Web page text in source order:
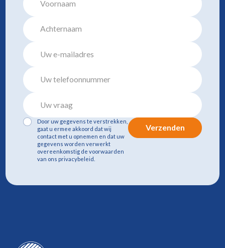
Door uw gegevens te verstrekken,
gaat u ermee akkoord dat wij
contact met u opnemen en dat uw
gegevens worden verwerkt
overeenkomstig de voorwaarden
van ons privacybeleid.
Verzenden